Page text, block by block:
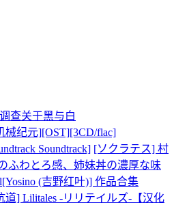
查关于黑与白
械纪元][OST][3CD/flac]
Soundtrack] [ソクラテス] 村
ふわとろ感、姉妹丼の濃厚な味
[Yosino (吉野红叶)] 作品合集
道] Lilitales -リリテイルズ-【汉化